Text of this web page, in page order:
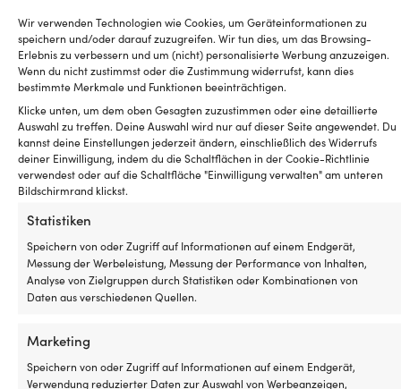
Wir verwenden Technologien wie Cookies, um Geräteinformationen zu
speichern und/oder darauf zuzugreifen. Wir tun dies, um das Browsing-
Erlebnis zu verbessern und um (nicht) personalisierte Werbung anzuzeigen.
Wenn du nicht zustimmst oder die Zustimmung widerrufst, kann dies
bestimmte Merkmale und Funktionen beeinträchtigen.
Klicke unten, um dem oben Gesagten zuzustimmen oder eine detaillierte
Auswahl zu treffen. Deine Auswahl wird nur auf dieser Seite angewendet. Du
kannst deine Einstellungen jederzeit ändern, einschließlich des Widerrufs
deiner Einwilligung, indem du die Schaltflächen in der Cookie-Richtlinie
verwendest oder auf die Schaltfläche "Einwilligung verwalten" am unteren
Bildschirmrand klickst.
Statistiken
Speichern von oder Zugriff auf Informationen auf einem Endgerät,
Messung der Werbeleistung, Messung der Performance von Inhalten,
Analyse von Zielgruppen durch Statistiken oder Kombinationen von
Daten aus verschiedenen Quellen.
Marketing
Speichern von oder Zugriff auf Informationen auf einem Endgerät,
Verwendung reduzierter Daten zur Auswahl von Werbeanzeigen,
Kontrollpanel für Schalter /
Kontakt Exalto Wiper Control
Retro
59,99€
MwSt. inkl.
VERFÜGBAR BEI
NACHBESTELLUNG
Kontrollpanel für
Scheibenwischermotor Roca
Wiper Control System, für 5
Scheibenwischermotoren (W10
/ W12 / W25 / W38 / W38L /
W50)
529,99€
VERFÜGBAR BEI
NACHBESTELLUNG
Die einfachste Preisgarantie der
Welt!